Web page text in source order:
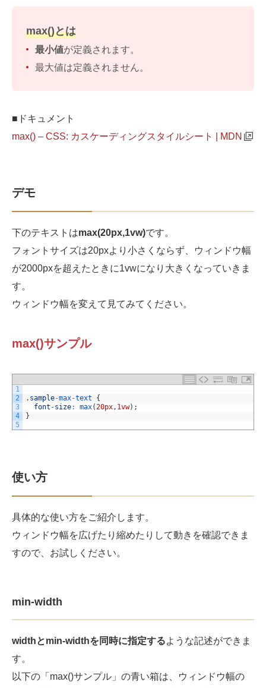
max()とは
最小値が定義されます。
最大値は定義されません。
■ドキュメント
max() – CSS: カスケーディングスタイルシート | MDN
デモ
下のテキストはmax(20px,1vw)です。
フォントサイズは20pxより小さくならず、ウィンドウ幅
が2000pxを超えたときに1vwになり大きくなっていきま
す。
ウィンドウ幅を変えて見てみてください。
max()サンプル
1
2
3
4
5
. sample-max-text
{
font -size: max(20px, 1vw) ;
}
使い方
具体的な使い方をご紹介します。
ウィンドウ幅を広げたり縮めたりして動きを確認できま
すので、お試しください。
min-width
widthとmin-widthを同時に指定するような記述ができま
す。
以下の「max()サンプル」の青い箱は、ウィンドウ幅の